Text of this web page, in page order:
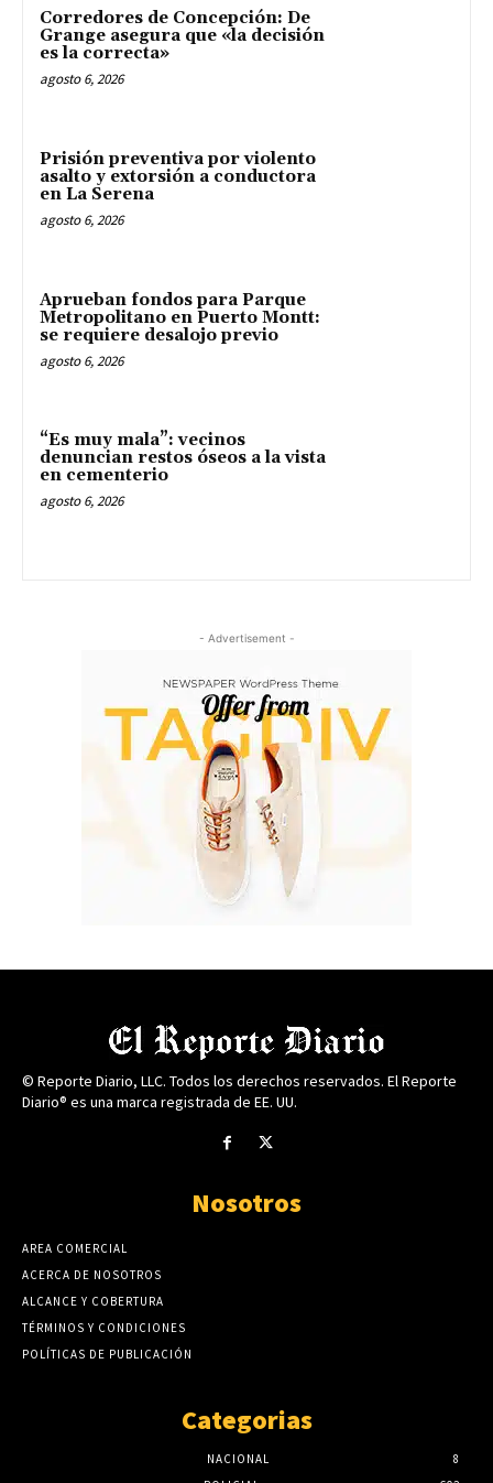
Corredores de Concepción: De
Grange asegura que «la decisión
es la correcta»
agosto 6, 2026
Prisión preventiva por violento
asalto y extorsión a conductora
en La Serena
agosto 6, 2026
Aprueban fondos para Parque
Metropolitano en Puerto Montt:
se requiere desalojo previo
agosto 6, 2026
“Es muy mala”: vecinos
denuncian restos óseos a la vista
en cementerio
agosto 6, 2026
- Advertisement -
© Reporte Diario, LLC. Todos los derechos reservados. El Reporte
Diario® es una marca registrada de EE. UU.
Nosotros
AREA COMERCIAL
ACERCA DE NOSOTROS
ALCANCE Y COBERTURA
TÉRMINOS Y CONDICIONES
POLÍTICAS DE PUBLICACIÓN
Categorias
NACIONAL
8